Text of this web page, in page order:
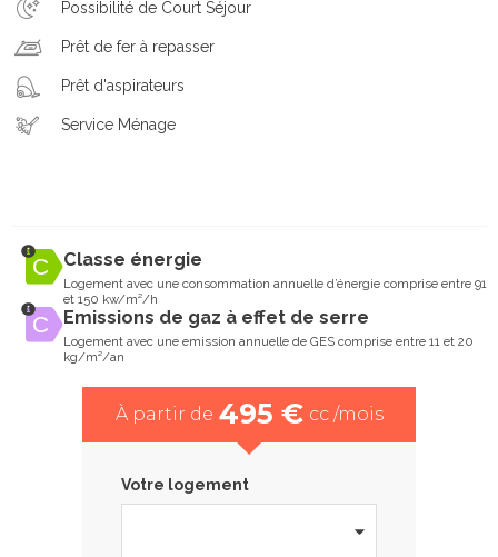
Possibilité de Court Séjour
Prêt de fer à repasser
Prêt d'aspirateurs
Service Ménage
Classe énergie
Logement avec une consommation annuelle d’énergie comprise entre 91
et 150 kw/m²/h
Emissions de gaz à effet de serre
Logement avec une emission annuelle de GES comprise entre 11 et 20
kg/m²/an
À partir de 495 € cc /mois
Votre logement